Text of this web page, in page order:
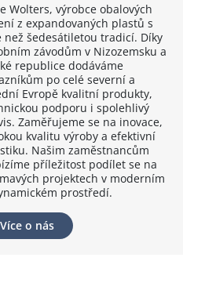
Wolters, výrobce obalových
z expandovaných plastů s
než šedesátiletou tradicí. Díky
závodům v Nizozemsku a
republice dodáváme
po celé severní a
Evropě kvalitní produkty,
podporu i spolehlivý
Zaměřujeme se na inovace,
kvalitu výroby a efektivní
Našim zaměstnancům
příležitost podílet se na
projektech v moderním
prostředí.
Více o nás